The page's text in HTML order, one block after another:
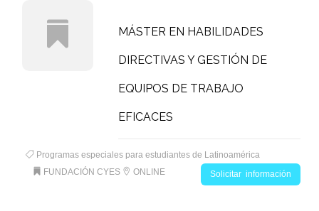
MÁSTER EN HABILIDADES
DIRECTIVAS Y GESTIÓN DE
EQUIPOS DE TRABAJO
EFICACES
Programas especiales para estudiantes de Latinoamérica
FUNDACIÓN CYES
ONLINE Solicitar información